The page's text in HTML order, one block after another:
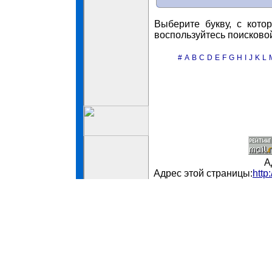
Выберите букву, с
воспользуйтесь
# A B C D E F G H J K L
Адрес этой страницы: